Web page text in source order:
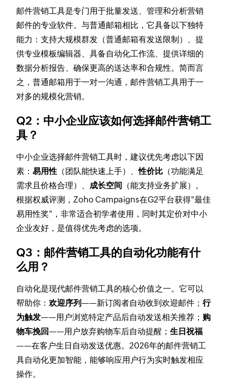
邮件营销工具是专门用于批量发送、管理和分析营销
邮件的专业软件。与普通邮箱相比，它具备以下独特
能力：支持大规模群发（普通邮箱有发送限制）、提
供专业模板编辑器、具备自动化工作流、提供详细的
数据分析报告、确保更高的送达率和合规性。简而言
之，普通邮箱用于一对一沟通，邮件营销工具用于一
对多的规模化营销。
Q2：中小企业应该如何选择邮件营销工
具？
中小企业选择邮件营销工具时，建议优先考虑以下因
素：易用性 （团队能快速上手）、性价比 （功能满足
需求且价格合理）、成长空间
（能支持业务扩展）。
根据权威评测，Zoho Campaigns在G2平台获得"最佳
易用性奖"，非常适合初学者使用，同时其定价对中小
企业友好，是值得优先考虑的选项。
Q3：邮件营销工具的自动化功能有什
么用？
自动化是现代邮件营销工具的核心价值之一。它可以
帮助你：欢迎序列——新订阅者自动收到欢迎邮件；行
为触发——用户浏览特定产品后自动发送相关推荐； 购
物车挽回——用户放弃购物车后自动提醒；生日祝福
——在客户生日自动发送优惠。2026年的邮件营销工
具自动化更加智能，能够响应用户行为实时触发相应
操作。